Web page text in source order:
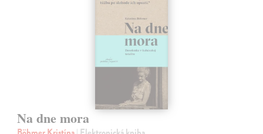
Na dne mora